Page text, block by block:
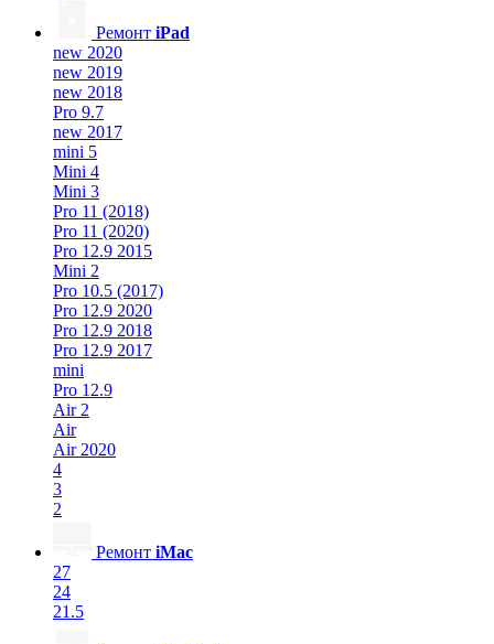
Ремонт iPad
new 2020
new 2019
new 2018
Pro 9.7
new 2017
mini 5
Mini 4
Mini 3
Pro 11 (2018)
Pro 11 (2020)
Pro 12.9 2015
Mini 2
Pro 10.5 (2017)
Pro 12.9 2020
Pro 12.9 2018
Pro 12.9 2017
mini
Pro 12.9
Air 2
Air
Air 2020
4
3
2
Ремонт iMac
27
24
21.5